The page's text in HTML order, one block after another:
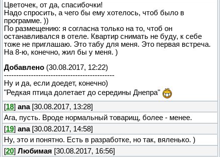
Цветочек, от да, спасибочки!
Надо спросить, а чего бы ему хотелось, чтоб было в
программе. ))
По размещению: я согласна только на то, чтоб он
останавливался в отеле. Квартир снимать не буду, к себе
тоже не приглашаю. Это табу для меня. Это первая встреча.
На 8-ю, конечно, жил бы у меня. )
Добавлено (30.08.2017, 12:22)
---------------------------------------------
Ну и да, если доедет, конечно)
"Редкая птица долетает до середины Днепра"
[18] ana[30.08.2017, 13:28]
Ага, пусть. Вроде нормальный товарищ, более - менее.
[19] ana[30.08.2017, 14:58]
Ну, это и понятно. Есть в разработке, но так, вяленько. )
[20] Любимая [30.08.2017, 16:56]